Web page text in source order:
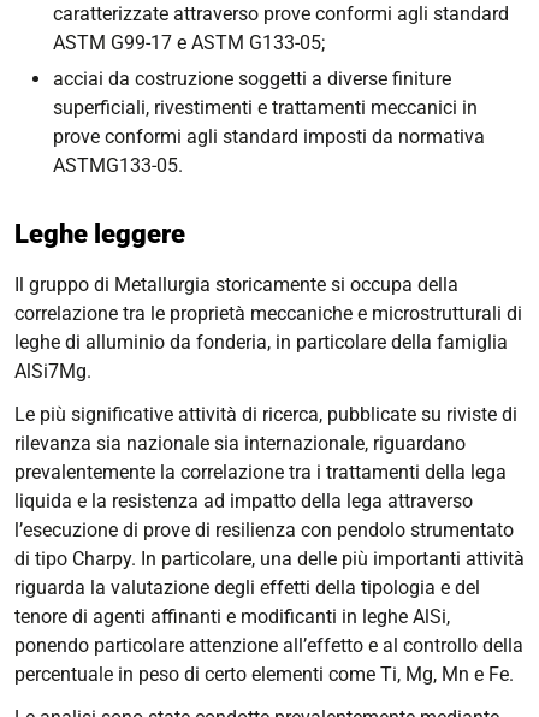
caratterizzate attraverso prove conformi agli standard
ASTM G99-17 e ASTM G133-05;
acciai da costruzione soggetti a diverse finiture
superficiali, rivestimenti e trattamenti meccanici in
prove conformi agli standard imposti da normativa
ASTMG133-05.
Leghe leggere
Il gruppo di Metallurgia storicamente si occupa della
correlazione tra le proprietà meccaniche e microstrutturali di
leghe di alluminio da fonderia, in particolare della famiglia
AlSi7Mg.
Le più significative attività di ricerca, pubblicate su riviste di
rilevanza sia nazionale sia internazionale, riguardano
prevalentemente la correlazione tra i trattamenti della lega
liquida e la resistenza ad impatto della lega attraverso
l’esecuzione di prove di resilienza con pendolo strumentato
di tipo Charpy. In particolare, una delle più importanti attività
riguarda la valutazione degli effetti della tipologia e del
tenore di agenti affinanti e modificanti in leghe AlSi,
ponendo particolare attenzione all’effetto e al controllo della
percentuale in peso di certo elementi come Ti, Mg, Mn e Fe.